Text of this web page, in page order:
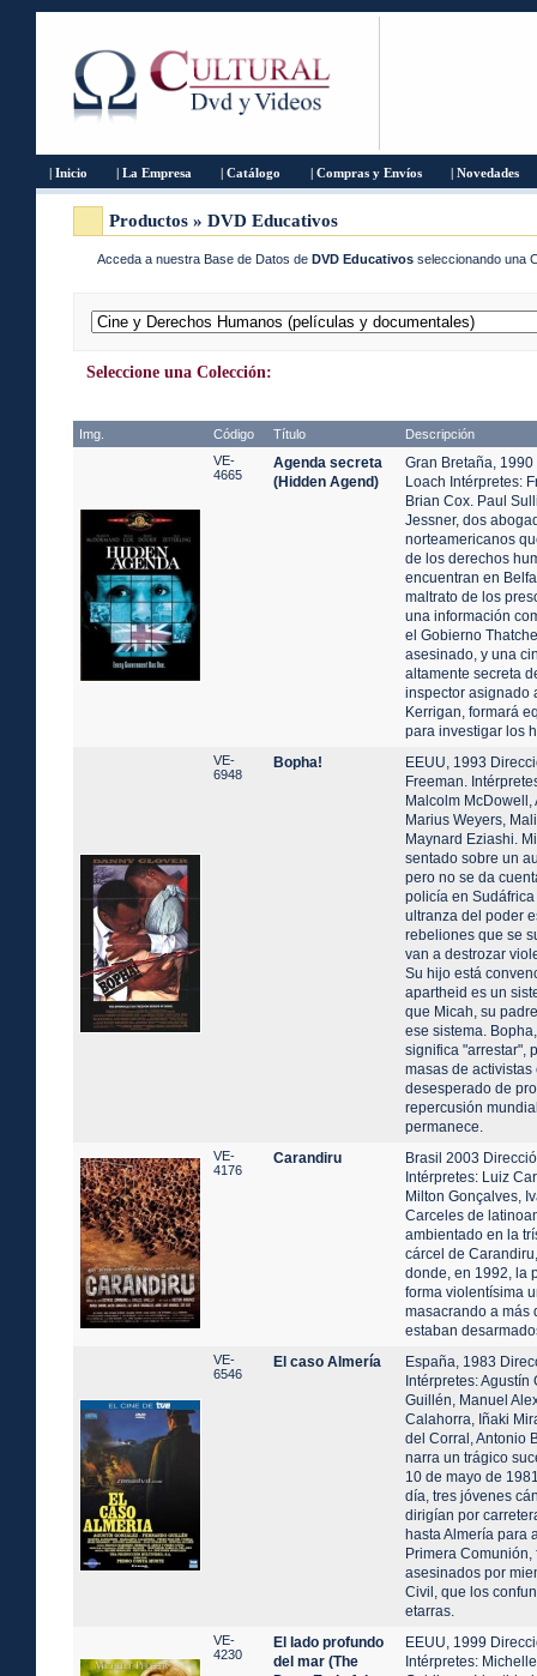
| Inicio | La Empresa | Catálogo | Compras y Envíos | Novedades
Productos » DVD Educativos
Acceda a nuestra Base de Datos de DVD Educativos seleccionando una
Seleccione una Colección:
Img. Código Título
Descripción
VE-
4665
Agenda secreta
(Hidden Agend)
Gran Bretaña,
Loach Intérpretes:
Brian Cox. Paul
Jessner, dos
norteamericanos
de los derechos
encuentran en
maltrato de los
una información
el Gobierno
asesinado, y una
altamente secreta
inspector asignado
Kerrigan, formará
para investigar los
VE-
6948
Bopha!
EEUU, 1993
Freeman.
Malcolm McDowell,
Marius Weyers,
Maynard Eziashi.
sentado sobre un
pero no se da
policía en
ultranza del poder
rebeliones que se
van a destrozar
Su hijo está
apartheid es un
que Micah, su
ese sistema.
significa "arrestar",
masas de activistas
desesperado de
repercusión
permanece.
VE-
4176
Carandiru
Brasil 2003
Intérpretes: Luiz
Milton Gonçalves,
Carceles de
ambientado en la
cárcel de
donde, en 1992, la
forma violentísima
masacrando a más
estaban
VE-
6546
El caso Almería
España, 1983
Intérpretes:
Guillén, Manuel
Calahorra, Iñaki
del Corral, Antonio
narra un trágico
10 de mayo de
día, tres jóvenes
dirigían por
hasta Almería para
Primera
asesinados por
Civil, que los
etarras.
VE-
4230
El lado profundo
del mar (The
EEUU, 1999
Intérpretes: